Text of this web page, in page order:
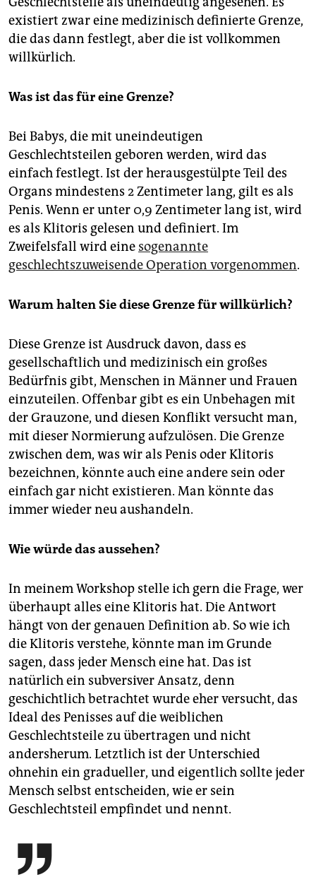
existiert zwar eine medizinisch definierte Grenze,
die das dann festlegt, aber die ist vollkommen
willkürlich.
Was ist das für eine Grenze?
Bei Babys, die mit uneindeutigen
Geschlechtsteilen geboren werden, wird das
einfach festlegt. Ist der herausgestülpte Teil des
Organs mindestens 2 Zentimeter lang, gilt es als
Penis. Wenn er unter 0,9 Zentimeter lang ist, wird
es als Klitoris gelesen und definiert. Im
Zweifelsfall wird eine sogenannte
geschlechtszuweisende Operation vorgenommen.
Warum halten Sie diese Grenze für willkürlich?
Diese Grenze ist Ausdruck davon, dass es
gesellschaftlich und medizinisch ein großes
Bedürfnis gibt, Menschen in Männer und Frauen
einzuteilen. Offenbar gibt es ein Unbehagen mit
der Grauzone, und diesen Konflikt versucht man,
mit dieser Normierung aufzulösen. Die Grenze
zwischen dem, was wir als Penis oder Klitoris
bezeichnen, könnte auch eine andere sein oder
einfach gar nicht existieren. Man könnte das
immer wieder neu aushandeln.
Wie würde das aussehen?
In meinem Workshop stelle ich gern die Frage, wer
überhaupt alles eine Klitoris hat. Die Antwort
hängt von der genauen Definition ab. So wie ich
die Klitoris verstehe, könnte man im Grunde
sagen, dass jeder Mensch eine hat. Das ist
natürlich ein subversiver Ansatz, denn
geschichtlich betrachtet wurde eher versucht, das
Ideal des Penisses auf die weiblichen
Geschlechtsteile zu übertragen und nicht
andersherum. Letztlich ist der Unterschied
ohnehin ein gradueller, und eigentlich sollte jeder
Mensch selbst entscheiden, wie er sein
Geschlechtsteil empfindet und nennt.
